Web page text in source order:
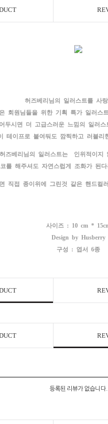
허즈베리님의 일러스트를 사
회원님들을 위한 기획 특가 일러스
두시면 더 고급스러운 느낌의 일러스
테이프로 붙여둬도 깜찍하고 러블리
허즈베리님의 일러스트는 인위적이지
를 해주셔도 자연스럽게 조화가 된
직접 종이위에 그린것 같은 핸드컬
사이즈 : 10 cm *
Design by Husberry
구성 : 엽서 6종
등록된 리뷰가 없습니다.